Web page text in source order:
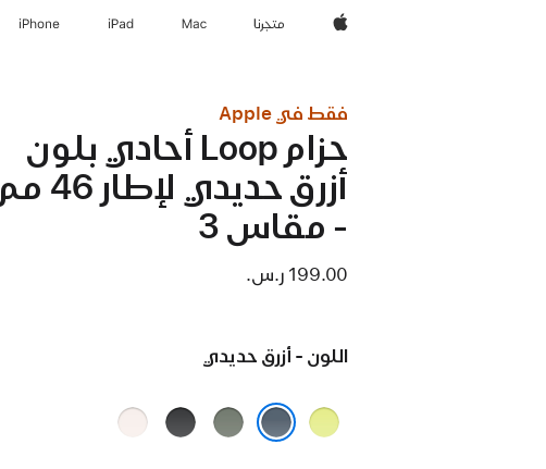
Apple‏المتجر Mac
iPad‏
iPhone
فقط في Apple
حزام Loop أحادي بلون
أزرق حديدي لإطار 46 مم
- مقاس 3
199.00 ر.س.‏
اللون - أزرق حديدي
أصفر
رمادي أسود
خوخي